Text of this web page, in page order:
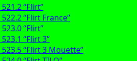
521.2 “Flirt”
522.2 “Flirt France”
523.0 “Flirt”
523.1 “Flirt 3”
523.5 “Flirt 3 Mouette”